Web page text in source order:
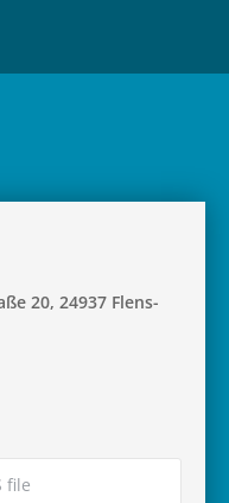
20, 24937 Flens­
file